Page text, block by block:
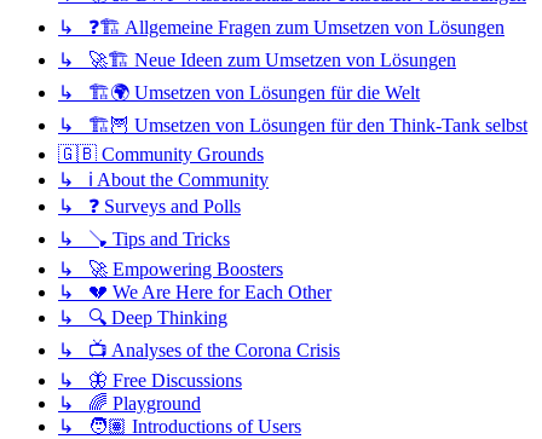
↳ ❓🏗️ Allgemeine Fragen zum Umsetzen von Lösungen
↳ 🚀🏗️ Neue Ideen zum Umsetzen von Lösungen
↳ 🏗️🌍 Umsetzen von Lösungen für die Welt
↳ 🏗️🦉 Umsetzen von Lösungen für den Think-Tank selbst
🇬🇧 Community Grounds
↳ ℹ️ About the Community
↳ ❓ Surveys and Polls
↳ 🪠 Tips and Tricks
↳ 🚀 Empowering Boosters
↳ 💔 We Are Here for Each Other
↳ 🔍 Deep Thinking
↳ 📺 Analyses of the Corona Crisis
↳ 🦋 Free Discussions
↳ 🌈 Playground
↳ 🧑🏽 Introductions of Users